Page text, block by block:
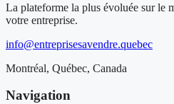
La plateforme la plus évoluée sur le
votre entreprise.
info@entreprisesavendre.quebec
Montréal, Québec, Canada
Navigation